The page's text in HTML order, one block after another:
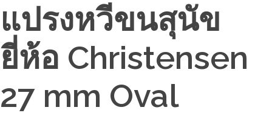
แปรงหวีขนสุนัข
ยี่ห้อ Christensen
27 mm Oval